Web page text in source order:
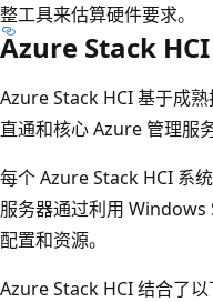
整工具来估算硬件要求。
Azure Stack
Azure Stack HCI 基于成
直通和核心 Azure 管理服务
每个 Azure Stack HCI 系
服务器通过利用 Windows
配置和资源。
Azure Stack HCI 结合了以